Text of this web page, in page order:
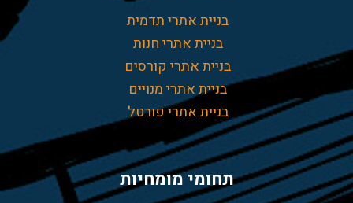
בניית אתרי תדמית
בניית אתרי חנות
בניית אתרי קורסים
בניית אתרי מנויים
בניית אתרי פורטל
תחומי מומחיות